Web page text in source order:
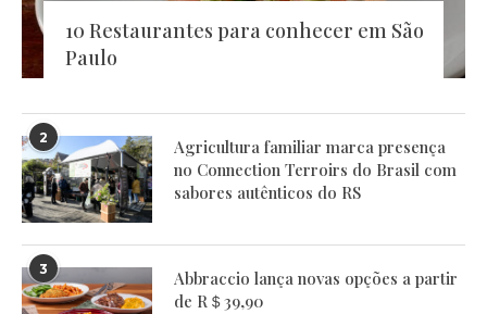
10 Restaurantes para conhecer em São
Paulo
2
Agricultura familiar marca presença
no Connection Terroirs do Brasil com
sabores autênticos do RS
3
Abbraccio lança novas opções a partir
de R＄39,90